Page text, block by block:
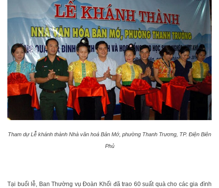
Tham dự Lễ khánh thành Nhà văn hoá Bản Mớ, phường Thanh Trương, TP. Điện Biên
Phủ
Tại buổi lễ, Ban Thường vụ Đoàn Khối đã trao 60 suất quà cho các gia đình